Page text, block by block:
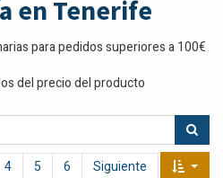
en Tenerife
para pedidos superiores a 100€
del precio del producto
4 5 6 Siguiente